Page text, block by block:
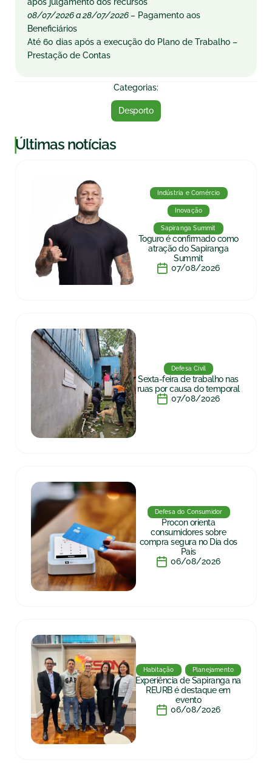
08/07/2026 a 28/07/2026 – Pagamento aos
Beneficiários
Até 60 dias após a execução do Plano de Trabalho –
Prestação de Contas
Categorias:
Desporto
|Últimas notícias
Indústria e Comércio
Inovação
Sapiranga Summit
Toguro é confirmado como
atração do Sapiranga
Summit
07/08/2026
Defesa Civil
Sexta-feira de trabalho nas
ruas por causa do temporal
07/08/2026
Defesa do Consumidor
Procon orienta
consumidores sobre
compra segura no Dia dos
Pais
06/08/2026
Habitação Planejamento
Experiência de Sapiranga na
REURB é destaque em
evento
06/08/2026